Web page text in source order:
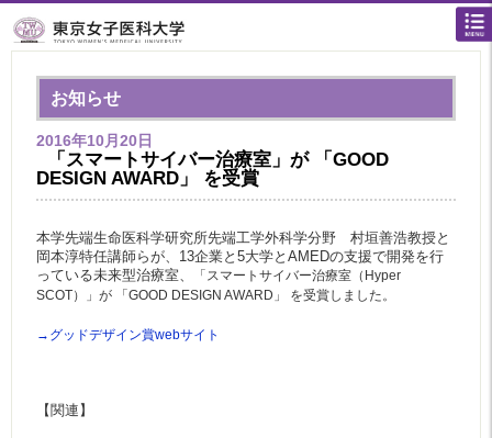
お知らせ
2016年10月20日
「スマートサイバー治療室」が 「GOOD
DESIGN AWARD」 を受賞
本学先端生命医科学研究所先端工学外科学分野 村垣善浩教授と
岡本淳特任講師らが、13企業と5大学とAMEDの支援で開発を行
っている未来型治療室、
「スマートサイバー治療室（Hyper
SCOT）」が 「GOOD DESIGN AWARD」 を受賞しました。
→グッドデザイン賞webサイト
【関連】